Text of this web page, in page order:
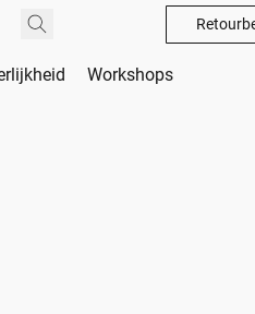
Workshops